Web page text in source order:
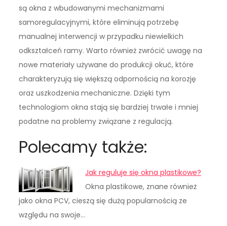
są okna z wbudowanymi mechanizmami
samoregulacyjnymi, które eliminują potrzebę
manualnej interwencji w przypadku niewielkich
odkształceń ramy. Warto również zwrócić uwagę na
nowe materiały używane do produkcji okuć, które
charakteryzują się większą odpornością na korozję
oraz uszkodzenia mechaniczne. Dzięki tym
technologiom okna stają się bardziej trwałe i mniej
podatne na problemy związane z regulacją.
Polecamy także:
Jak reguluje się okna plastikowe?
Okna plastikowe, znane również
jako okna PCV, cieszą się dużą popularnością ze
względu na swoje…